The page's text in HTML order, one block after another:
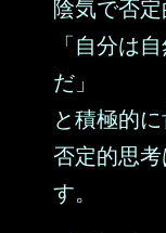
陰気で否定
「自分は
だ」
と積極的に
否定的思
す。